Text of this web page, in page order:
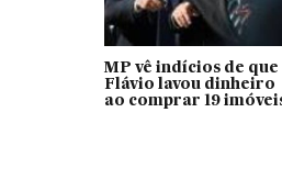
MP vê indícios de que
Flávio lavou dinheiro
ao comprar 19